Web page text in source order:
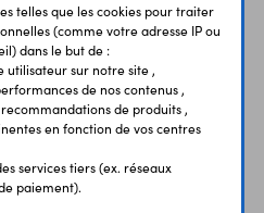
telles que les cookies pour traiter
(comme votre adresse IP ou
dans le but de :
utilisateur sur notre site ,
de nos contenus ,
de produits ,
en fonction de vos centres
services tiers (ex. réseaux
paiement).